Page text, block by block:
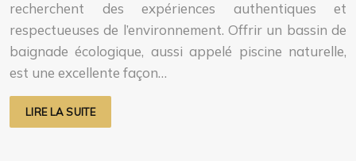
recherchent des expériences authentiques et
respectueuses de l’environnement. Offrir un bassin de
baignade écologique, aussi appelé piscine naturelle,
est une excellente façon…
LIRE LA SUITE